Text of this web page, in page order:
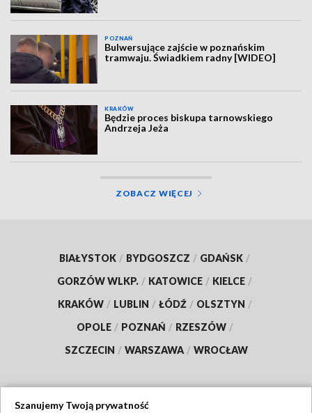
POZNAŃ
Bulwersujące zajście w poznańskim
tramwaju. Świadkiem radny [WIDEO]
KRAKÓW
Będzie proces biskupa tarnowskiego
Andrzeja Jeża
ZOBACZ WIĘCEJ
BIAŁYSTOK / BYDGOSZCZ / GDAŃSK /
GORZÓW WLKP. / KATOWICE / KIELCE /
KRAKÓW / LUBLIN / ŁÓDŹ / OLSZTYN /
OPOLE / POZNAŃ / RZESZÓW /
SZCZECIN / WARSZAWA / WROCŁAW
Szanujemy Twoją prywatność